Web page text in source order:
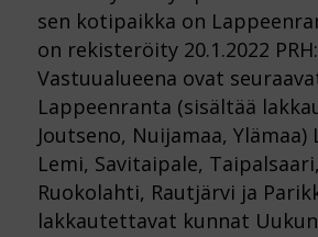
sen kotipaikka on
on rekisteröity 20.1.2022
Vastuualueena ovat
Lappeenranta (sisältää
Joutseno, Nuijamaa, Ylämaa)
Lemi, Savitaipale,
Ruokolahti, Rautjärvi ja
lakkautettavat kunnat